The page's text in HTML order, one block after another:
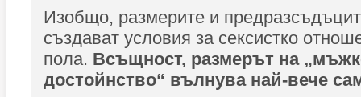
Изобщо, размерите и
създават условия за сексистко
пола. Всъщност, размерът на
достойнство“ вълнува най-вече